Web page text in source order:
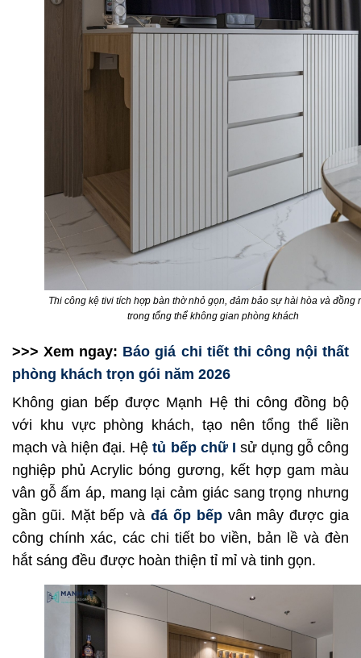
Thi công kệ tivi tích hợp bàn thờ nhỏ gọn, đảm bảo sự hài hòa và đồng
trong tổng thể không gian phòng khách
>>> Xem ngay: Báo giá chi tiết thi công nội thất
phòng khách trọn gói năm 2026
Không gian bếp được Mạnh Hệ thi công đồng bộ
với khu vực phòng khách, tạo nên tổng thể liền
mạch và hiện đại. Hệtủ bếp chữ I sử dụng gỗ công
nghiệp phủ Acrylic bóng gương, kết hợp gam màu
vân gỗ ấm áp, mang lại cảm giác sang trọng nhưng
gần gũi. Mặt bếp vàđá ốp bếpvân mây được gia
công chính xác, các chi tiết bo viền, bản lề và đèn
hắt sáng đều được hoàn thiện tỉ mỉ và tinh gọn.